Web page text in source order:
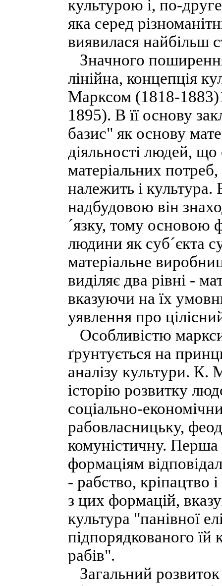
культурою і, по-
яка серед
виявилася найбільш
Значного
лінійна, концепція
Марксом (1818-
1895). В її основу
базис" як основу
діяльності людей,
матеріальних
належить і
надбудовою він
´язку, тому основою
людини як суб´єкта
матеріальне
виділяє два рівні -
вказуючи на їх
уявлення про
Особливістю
ґрунтується на
аналізу культури. К.
історію розвитку
соціально-
рабовласницьку,
комуністичну. Перша
формаціям
- рабство, кріпацтво
з цих формацій,
культура "панівної
підпорядкованого їй
рабів".
Загальний